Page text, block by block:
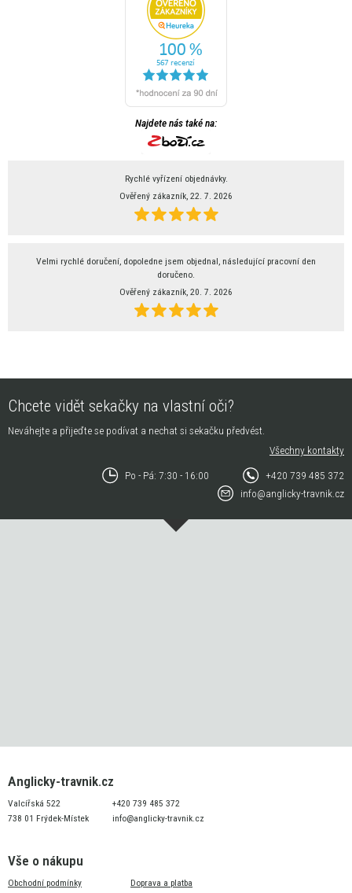
Najdete nás také na:
Rychlé vyřízení objednávky.
Ověřený zákazník, 22. 7. 2026
Velmi rychlé doručení, dopoledne jsem objednal, následující pracovní den
doručeno.
Ověřený zákazník, 20. 7. 2026
Chcete vidět sekačky na vlastní oči?
Neváhejte a přijeďte se podívat a nechat si sekačku předvést.
Všechny kontakty
Po - Pá: 7:30 - 16:00
+420 739 485 372
info@anglicky-travnik.cz
Anglicky-travnik.cz
Valcířská 522
738 01 Frýdek-Místek
+420 739 485 372
info@anglicky-travnik.cz
Vše o nákupu
Obchodní podmínky
Doprava a platba